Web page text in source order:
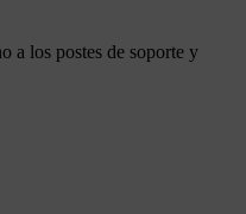
a los postes de soporte y